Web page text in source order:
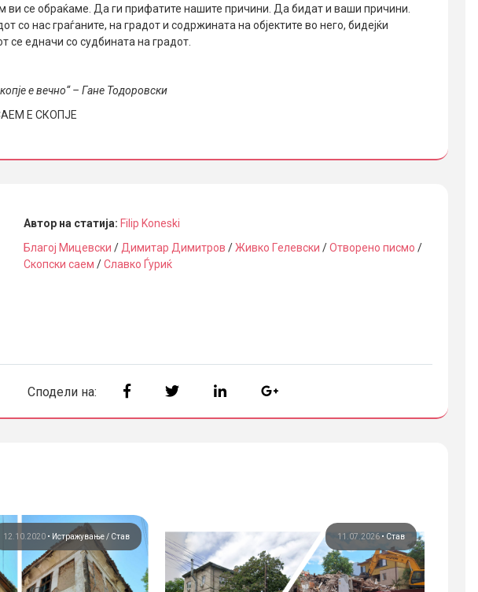
ви се обраќаме. Да ги прифатите нашите причини. Да бидат и ваши причини.
со нас граѓаните, на градот и содржината на објектите во него, бидејќи
се едначи со судбината на градот.
е вечно“ – Гане Тодоровски
Е СКОПЈЕ
Автор на статија: Filip Koneski
Благој Мицевски / Димитар Димитров /Живко Гeлевски /Отворено писмо /
Скопски саем /Славко Ѓуриќ
Сподели на:
12.10.2020 • Истражување Став 11.07.2026 • Став